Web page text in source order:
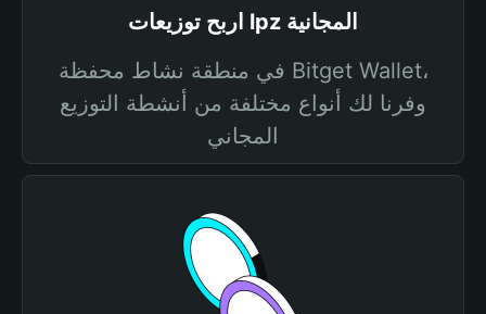
اربح توزيعات lpz المجانية
في منطقة نشاط محفظة Bitget Wallet،
وفرنا لك أنواع مختلفة من أنشطة التوزيع
المجاني